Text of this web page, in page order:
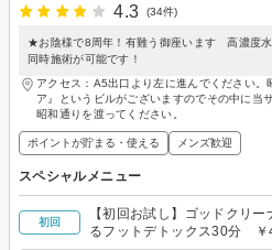
4.3
(34件)
★お陰様で8周年！有難う御座います 高濃度
同時施術が可能です！
アクセス：A5出口より左に進んでください
ア』というビルがございますのでその中に当
昭和通りを渡ってください。
ポイントが貯まる・使える メンズ歓迎
スペシャルメニュー
初回
【初回お試し】ゴッドクリ
るフットデトックス30分